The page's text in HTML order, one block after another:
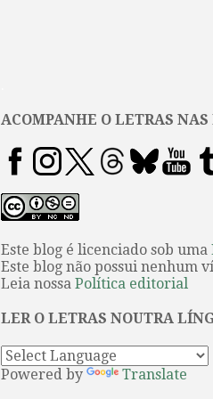
ACOMPANHE O LETRAS NAS
Este blog é licenciado sob uma
Este blog não possui nenhum
Leia nossa Política editorial
LER O LETRAS NOUTRA
Powered by Translate